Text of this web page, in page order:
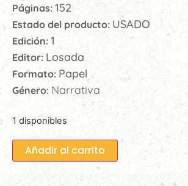
Páginas: 152
Estado del producto: USADO
Edición: 1
Editor: Losada
Formato: Papel
Género: Narrativa
1 disponibles
Añadir al carrito